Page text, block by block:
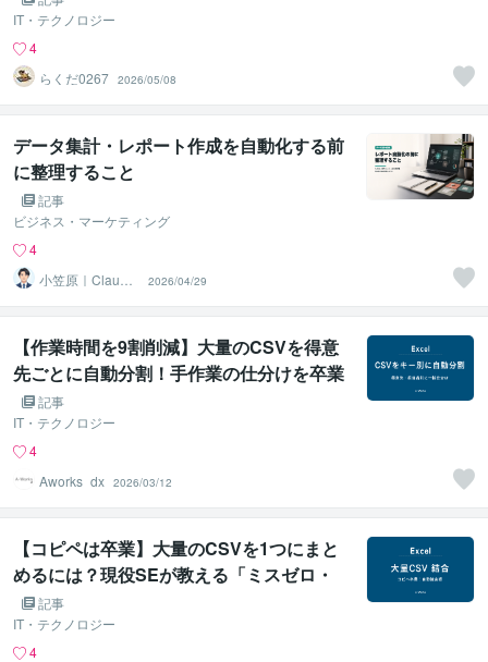
IT・テクノロジー
4
らくだ0267 2026/05/08
データ集計・レポート作成を自動化する前
に整理すること
記事
ビジネス・マーケティング
4
小笠原｜Claude
Code×自動化
2026/04/29
【作業時間を9割削減】大量のCSVを得意
先ごとに自動分割！手作業の仕分けを卒業
記事
IT・テクノロジー
4
Aworks_dx 2026/03/12
【コピペは卒業】大量のCSVを1つにまと
めるには？現役SEが教える「ミスゼロ・
最短」の統合術
記事
IT・テクノロジー
4